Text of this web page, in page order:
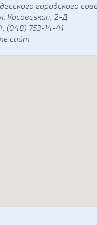
городского
Косовськая, 2-Д
(048) 753-14-41
сайт